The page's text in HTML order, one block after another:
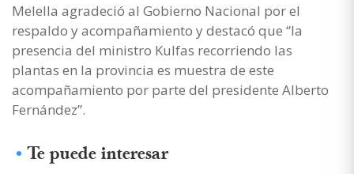
Melella agradeció al Gobierno Nacional por el
respaldo y acompañamiento y destacó que “la
presencia del ministro Kulfas recorriendo las
plantas en la provincia es muestra de este
acompañamiento por parte del presidente Alberto
Fernández”.
Te puede interesar